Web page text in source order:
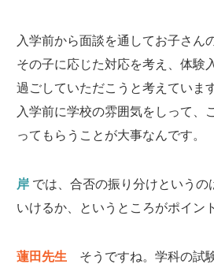
入学前から面談を通してお子さん
その子に応じた対応を考え、体験
過ごしていただこうと考えていま
入学前に学校の雰囲気をしって、
ってもらうことが大事なんです。
岸 では、合否の振り分けというの
いけるか、というところがポイン
蓮田先生
そうですね。学科の試